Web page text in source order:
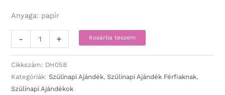
Anyaga: papír
-
Képkeret
-
Boldog
Szülinapot
+ Kosárba teszem
Cikkszám: DH058
Kategóriák:Szülinapi Ajándék,Szülinapi Ajándék Férfiaknak,
Szülinapi Ajándékok